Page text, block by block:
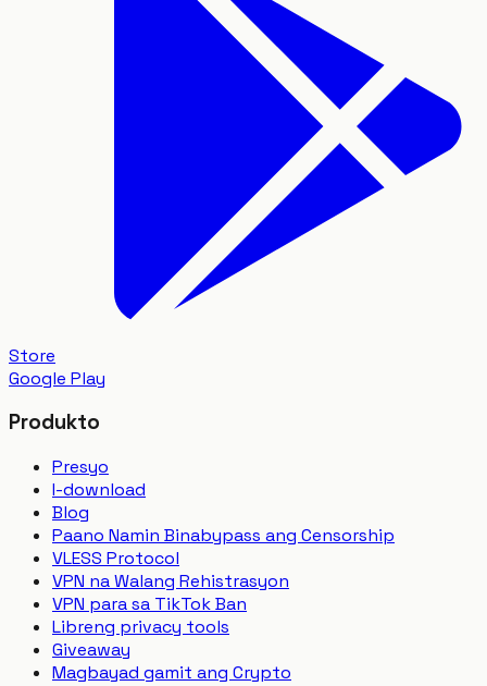
Store
Google Play
Produkto
Presyo
I-download
Blog
Paano Namin Binabypass ang Censorship
VLESS Protocol
VPN na Walang Rehistrasyon
VPN para sa TikTok Ban
Libreng privacy tools
Giveaway
Magbayad gamit ang Crypto